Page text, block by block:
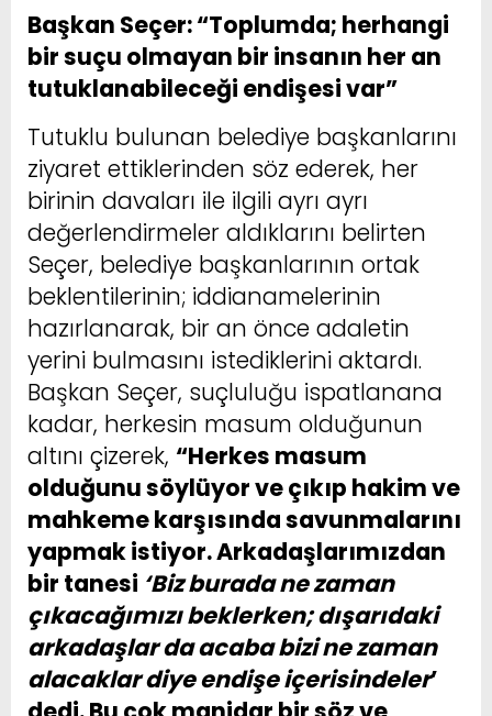
Başkan Seçer: “Toplumda; herhangi
bir suçu olmayan bir insanın her an
tutuklanabileceği endişesi var”
Tutuklu bulunan belediye başkanlarını
ziyaret ettiklerinden söz ederek, her
birinin davaları ile ilgili ayrı ayrı
değerlendirmeler aldıklarını belirten
Seçer, belediye başkanlarının ortak
beklentilerinin; iddianamelerinin
hazırlanarak, bir an önce adaletin
yerini bulmasını istediklerini aktardı.
Başkan Seçer, suçluluğu ispatlanana
kadar, herkesin masum olduğunun
altını çizerek, “Herkes masum
olduğunu söylüyor ve çıkıp hakim ve
mahkeme karşısında savunmalarını
yapmak istiyor. Arkadaşlarımızdan
bir tanesi ‘Biz burada ne zaman
çıkacağımızı beklerken; dışarıdaki
arkadaşlar da acaba bizi ne zaman
alacaklar diye endişe içerisindeler’